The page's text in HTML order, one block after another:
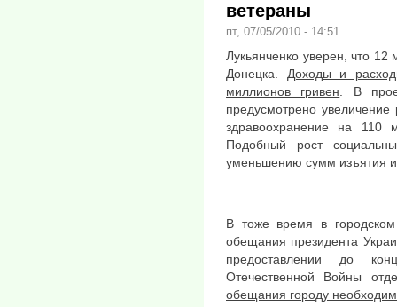
ветераны
пт, 07/05/2010 - 14:51
Лукьянченко уверен, что
Донецка. Доходы и
миллионов гривен . В
предусмотрено
здравоохранение на
Подобный рост
уменьшению сумм изъятия
В тоже время в
обещания президента
предоставлении до
Отечественной Войны
обещания городу